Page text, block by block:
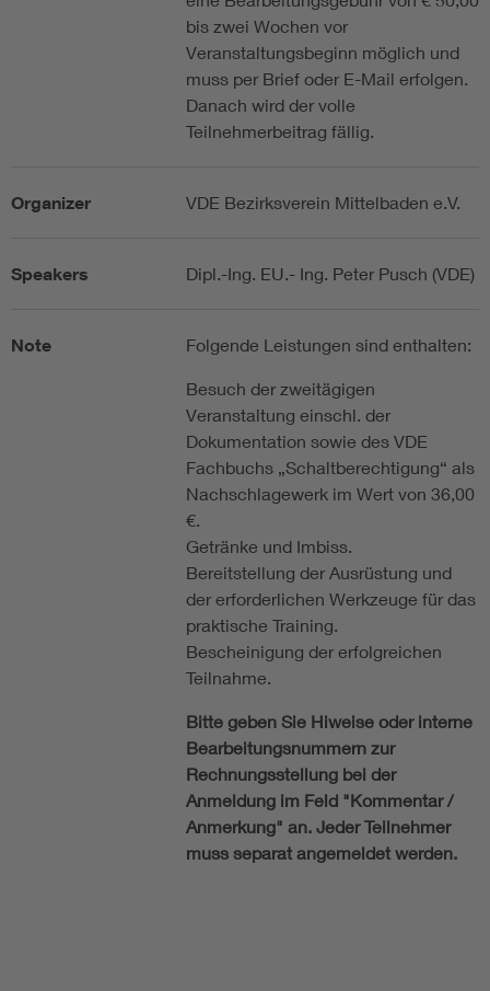
bis zwei Wochen vor
Veranstaltungsbeginn möglich und
muss per Brief oder E-Mail erfolgen.
Danach wird der volle
Teilnehmerbeitrag fällig.
Organizer VDE Bezirksverein Mittelbaden e.V.
Speakers Dipl.-Ing. EU.- Ing. Peter Pusch (VDE)
Note Folgende Leistungen sind enthalten:
Besuch der zweitägigen
Veranstaltung einschl. der
Dokumentation sowie des VDE
Fachbuchs „Schaltberechtigung“ als
Nachschlagewerk im Wert von 36,00
€.
Getränke und Imbiss.
Bereitstellung der Ausrüstung und
der erforderlichen Werkzeuge für das
praktische Training.
Bescheinigung der erfolgreichen
Teilnahme.
Bitte geben Sie Hiweise oder interne
Bearbeitungsnummern zur
Rechnungsstellung bei der
Anmeldung im Feld "Kommentar /
Anmerkung" an. Jeder Teilnehmer
muss separat angemeldet werden.